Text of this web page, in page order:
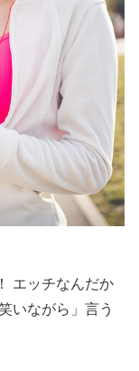
エッチなんだか
いながら」言う